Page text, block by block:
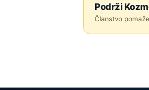
Podrži
Članstvo